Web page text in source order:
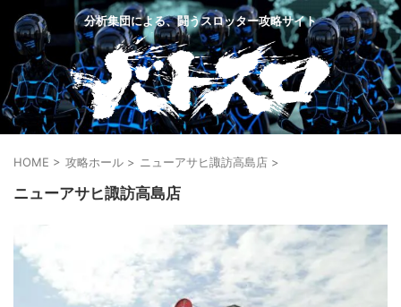
分析集団による、闘うスロッター攻略サイト
HOME > 攻略ホール > ニューアサヒ諏訪高島店 >
ニューアサヒ諏訪高島店